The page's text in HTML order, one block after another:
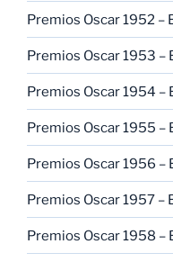
Premios Oscar 1952 –
Premios Oscar 1953 –
Premios Oscar 1954 –
Premios Oscar 1955 –
Premios Oscar 1956 –
Premios Oscar 1957 –
Premios Oscar 1958 –